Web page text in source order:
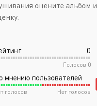
оцените альбом и
0
Голосов 0
мнению пользователей
голосов Нет голосов